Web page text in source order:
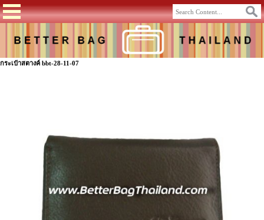
กระเป๋าสตางค์ bbt-28-11-07